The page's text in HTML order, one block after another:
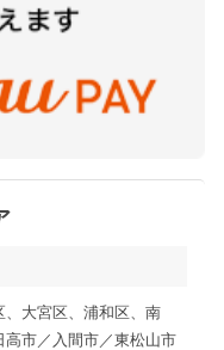
、大宮区、浦和区、南
高市／入間市／東松山市